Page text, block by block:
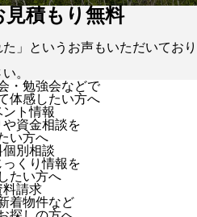
見積もり無料
」というお声もいただいており
。
・勉強会などで
体感したい方へ
ント情報
や資金相談を
い方へ
個別相談
っくり情報を
たい方へ
料請求
着物件など